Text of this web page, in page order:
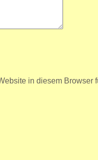
in diesem Browser